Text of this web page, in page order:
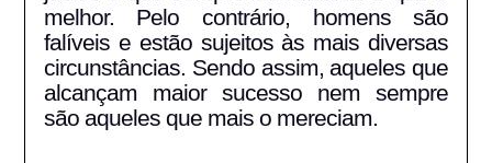
melhor. Pelo contrário, homens são
falíveis e estão sujeitos às mais diversas
circunstâncias. Sendo assim, aqueles que
alcançam maior sucesso nem sempre
são aqueles que mais o mereciam.